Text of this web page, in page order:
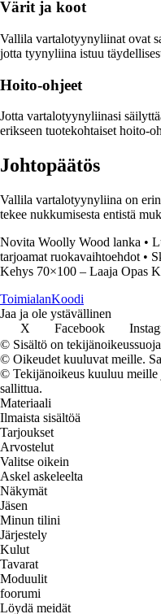
Värit ja koot
Vallila vartalotyynyliinat ovat
jotta tyynyliina istuu
Hoito-ohjeet
Jotta vartalotyynyliinasi
erikseen tuotekohtaiset hoito-
Johtopäätös
Vallila vartalotyynyliina on
tekee nukkumisesta entistä
Novita Woolly Wood lanka •
tarjoamat ruokavaihtoehdot •
Kehys 70×100 – Laaja Opas
ToimialanKoodi
Jaa ja ole ystävällinen
X
Facebook
© Sisältö on
© Oikeudet kuuluvat meille.
© Tekijänoikeus kuuluu meille
sallittua.
Materiaali
Ilmaista sisältöä
Tarjoukset
Arvostelut
Valitse oikein
Askel askeleelta
Näkymät
Jäsen
Minun tilini
Järjestely
Kulut
Tavarat
Moduulit
foorumi
Löydä meidät